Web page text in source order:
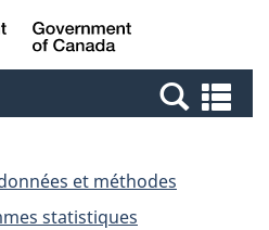
Passer
au
Passer
à
Canada
et
et méthodes
statistiques